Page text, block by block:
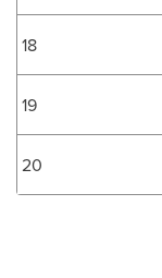
18
19
20